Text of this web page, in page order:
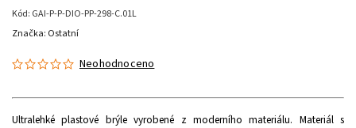
Kód: GAI-P-P-DIO-PP-298-C.01L
Neohodnoceno
Ultralehké plastové brýle vyrobené z moderního materiálu. Materiál s
Značka: Ostatní